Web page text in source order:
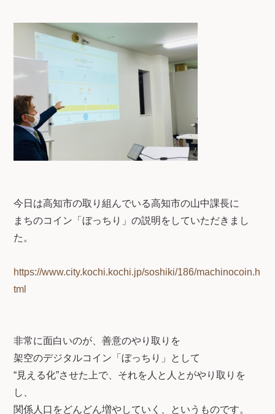
今日は高知市の取り組んでいる高知市の山中課長に
まちのコイン「ぼっちり」の説明をしていただきまし
た。
https://www.city.kochi.kochi.jp/soshiki/186/machinocoin.h
tml
非常に面白いのが、善意のやり取りを
架空のデジタルコイン「ぼっちり」として
“見える化”させた上で、それを人と人とがやり取りを
し、
関係人口をどんどん増やしていく、というものです。